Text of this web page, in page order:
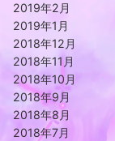
2019年2月
2019年1月
2018年12月
2018年11月
2018年10月
2018年9月
2018年8月
2018年7月